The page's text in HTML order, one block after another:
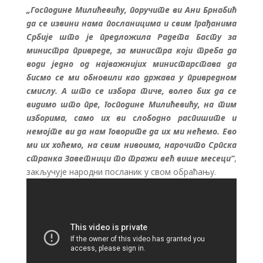
„Господине Милићевићу, поручите ви Ани Брнабић
да се извини нама посланицима и свим грађанима
Србије што је предложила Радета Басту за
министра привреде, за министра који треба да
води једно од најважнијих министарстава да
бисмо се ми обновили као држава у привредном
смислу. А што се избора тиче, волео бих да се
видимо што пре, господине Милићевићу, на тим
изборима, само их ви слободно распишите и
немојте ви да нам говорите да их ми нећемо. Ево
ми их хоћемо, на свим нивоима, нарочито Српска
странка Заветници то тражи већ више месеци“,
закључује народни посланик у свом обраћању.